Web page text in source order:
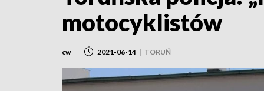
motocyklistów
cw 2021-06-14 | TORUŃ